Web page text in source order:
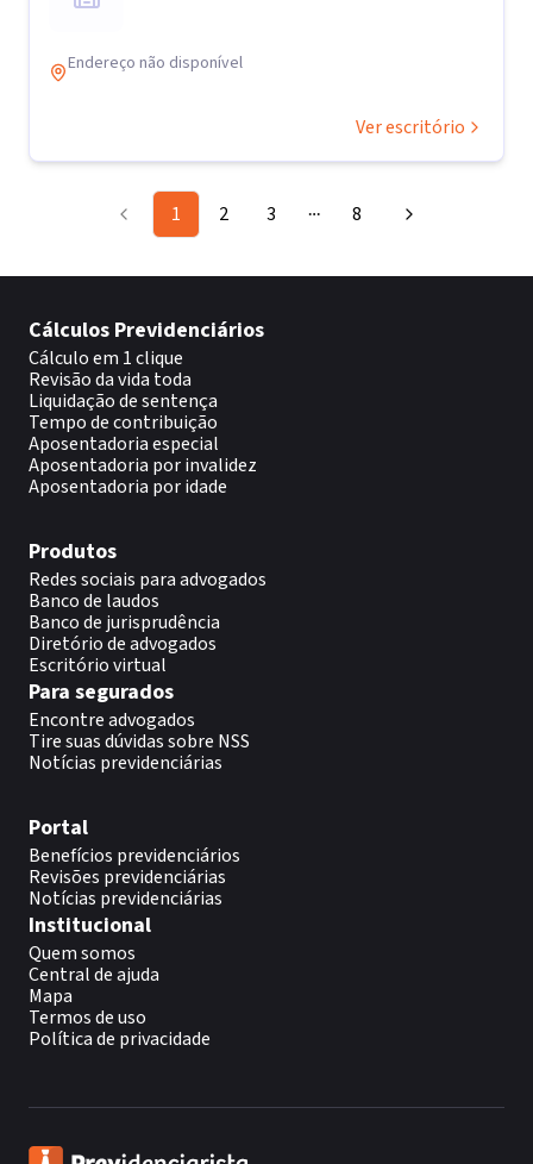
Endereço não disponível
Ver escritório
1 2 3 More pages
8
Cálculos Previdenciários
Cálculo em 1 clique
Revisão da vida toda
Liquidação de sentença
Tempo de contribuição
Aposentadoria especial
Aposentadoria por invalidez
Aposentadoria por idade
Produtos
Redes sociais para advogados
Banco de laudos
Banco de jurisprudência
Diretório de advogados
Escritório virtual
Para segurados
Encontre advogados
Tire suas dúvidas sobre NSS
Notícias previdenciárias
Portal
Benefícios previdenciários
Revisões previdenciárias
Notícias previdenciárias
Institucional
Quem somos
Central de ajuda
Mapa
Termos de uso
Política de privacidade